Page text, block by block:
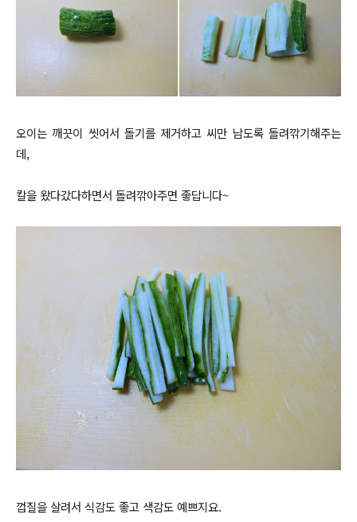
오이는 깨끗이 씻어서 돌기를 제거하고 씨만 남도록 돌려깎기해주는
데,
칼을 왔다갔다하면서 돌려깎아주면 좋답니다~
껍질을 살려서 식감도 좋고 색감도 예쁘지요.